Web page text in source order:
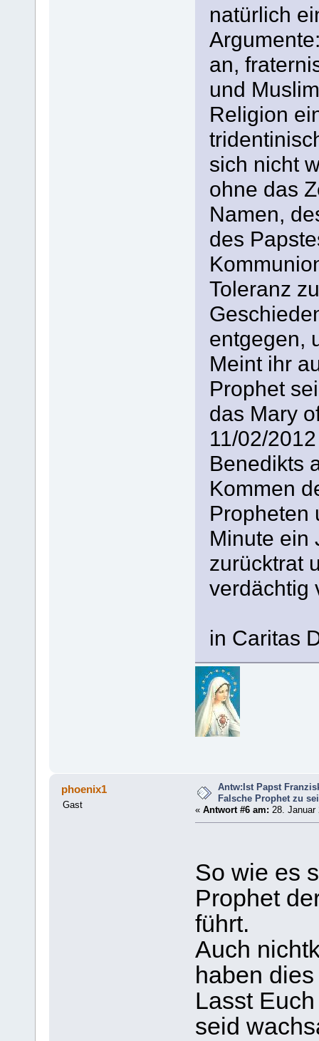
natürlich
an,
und
Religion
sich nicht
ohne das
Namen,
des
Toleranz
entgegen,
Meint ihr
Prophet
das Mary
11/02/
Benedikts
Kommen
Propheten
Minute ein
zurücktrat
verdächtig
in Caritas
phoenix1
Gast
Antw:Ist Papst
Falsche Prophet zu
« Antwort #6 am: 28. Januar
So wie es
Prophet
führt.
Auch
haben
Lasst
seid